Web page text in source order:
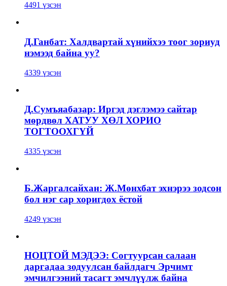
4491 үзсэн
Д.Ганбат: Халдвартай хүнийхээ тоог зориуд
нэмээд байна уу?
4339 үзсэн
Д.Сумъяабазар: Иргэд дэглэмээ сайтар
мөрдвөл ХАТУУ ХӨЛ ХОРИО
ТОГТООХГҮЙ
4335 үзсэн
Б.Жаргалсайхан: Ж.Мөнхбат эхнэрээ зодсон
бол нэг сар хоригдох ёстой
4249 үзсэн
НОЦТОЙ МЭДЭЭ: Согтуурсан салаан
даргадаа зодуулсан байлдагч Эрчимт
эмчилгээний тасагт эмчлүүлж байна